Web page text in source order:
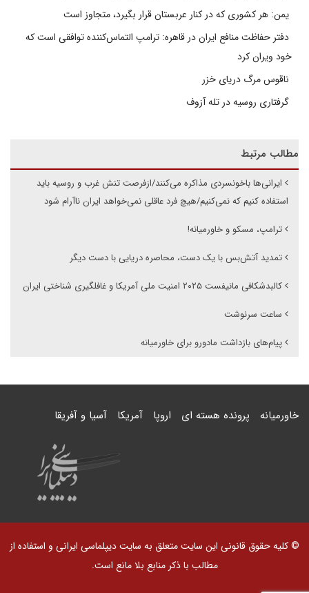
یمن: هر کشوری که در کنار عربستان قرار بگیرد، متجاوز است
دفتر حفاظت منافع ایران در قاهره: ترامپ التماس‌کننده توافقی است که
خود ویران کرد
ناقوس مرگ دریای خزر
گرفتاری روسیه در تله آزوف
مطالب مرتبط
ایرانی‌ها باخونسردی مذاکره می‌کنند/ازفرصت تنش غرب و روسیه باید
استفاده کنیم که نمی‌کنیم/هیچ فرد عاقلی نمی‌خواهد ایران ناآرام شود
ترامپ، مسکو و خاورمیانه!
تمدید آتش‌بس با یک دست، محاصره دریایی با دست دیگر
کالبدشکافی مانیفست ۲۰۲۵ امنیت ملی آمریکا و غافلگیری شناختی ایران
ساعت سرنوشت
پیام‌های بازداشت مادورو برای خاورمیانه
خاورمیانه پرونده هسته ای اروپا آمریکا آسیا و آفریقا
© کلیه حقوق قانونی این سایت متعلق به سایت دیپلماسی ایرانی و استفاده از
مطالب با ذکر منابع بلا مانع است.